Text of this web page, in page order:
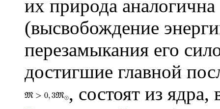
их природа
(высвобождение
перезамыкания его
достигшие главной
, состоят из